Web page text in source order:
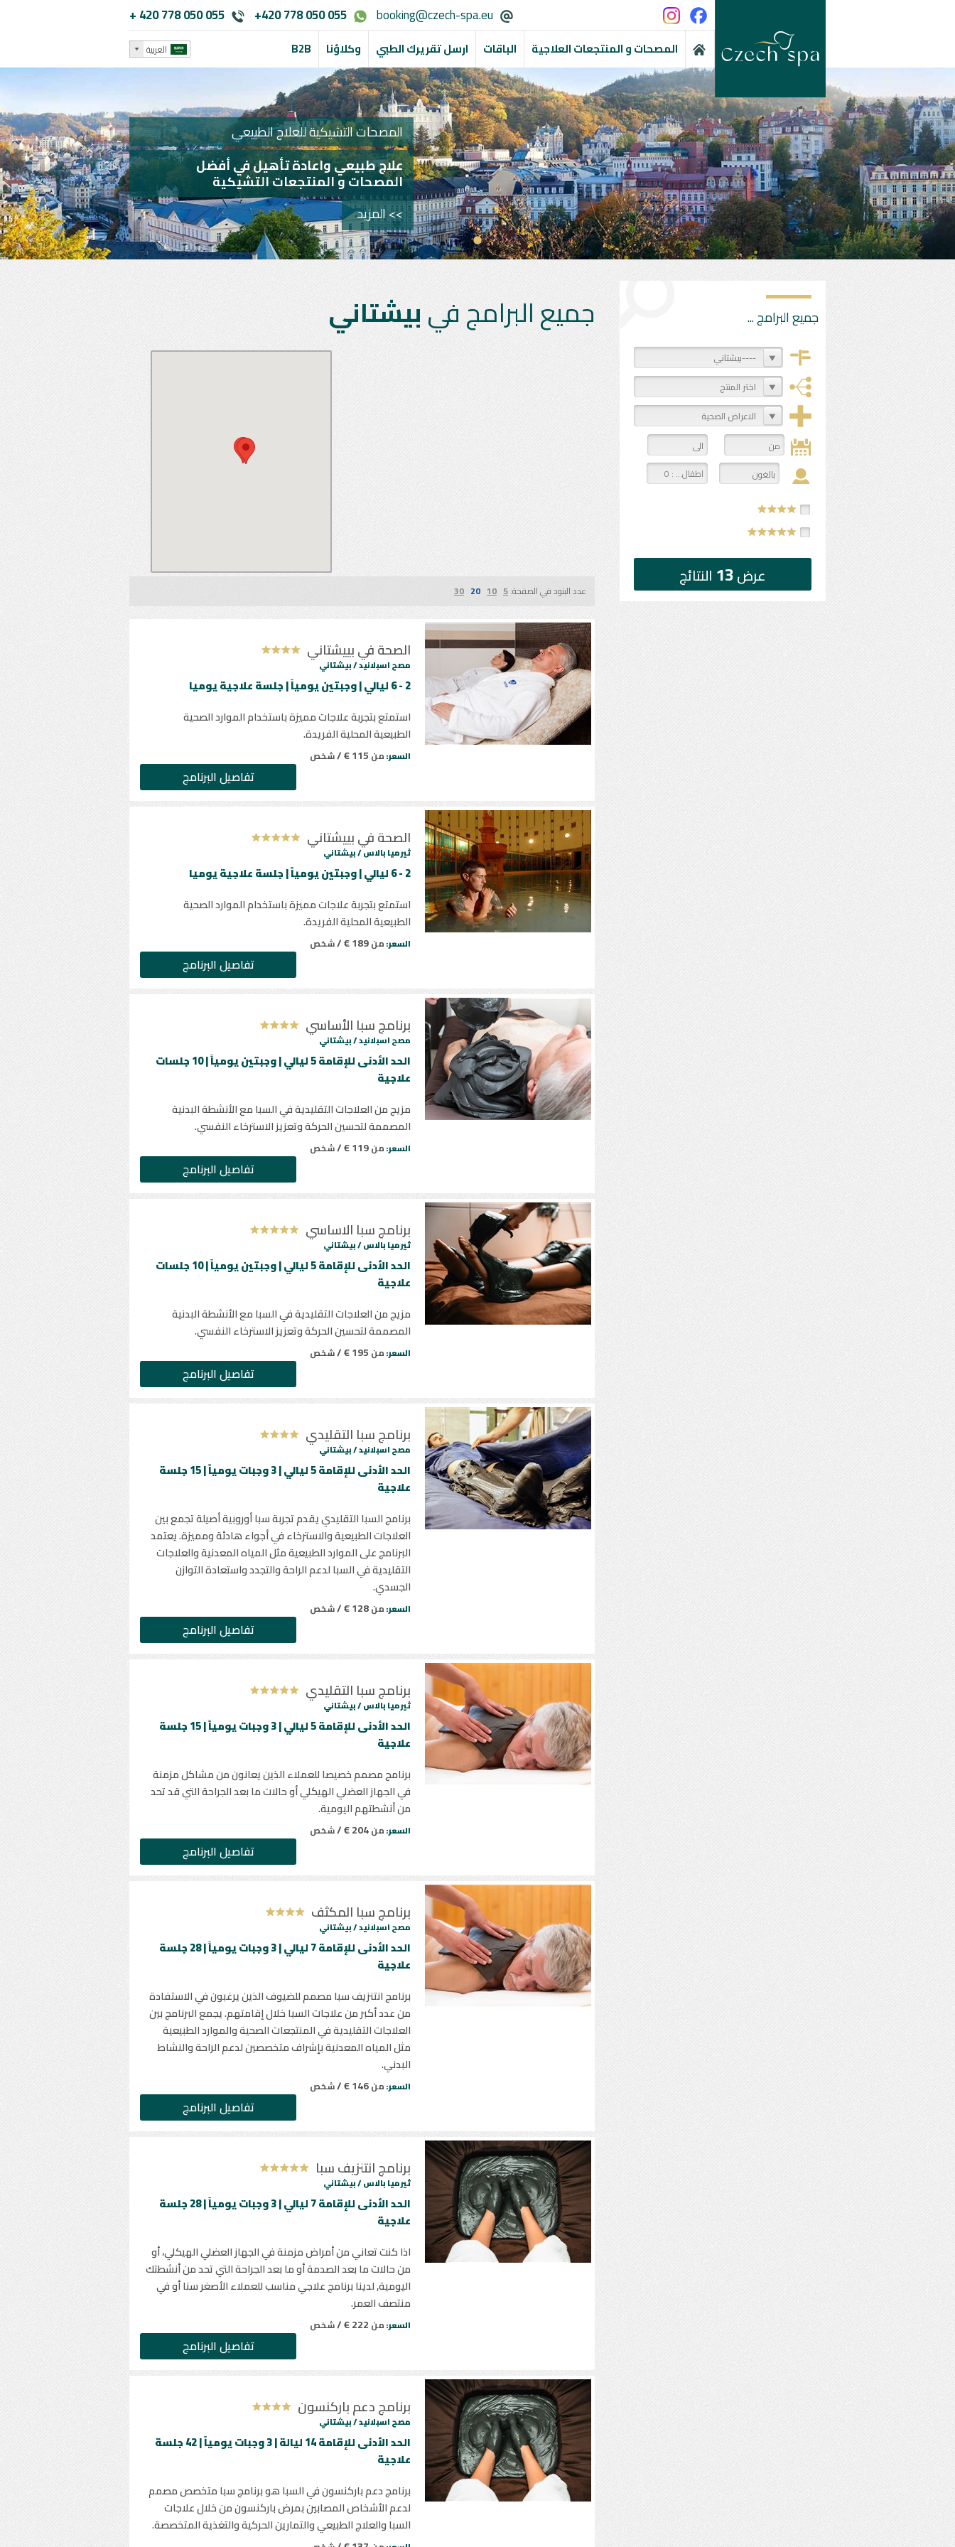
booking@czech-spa.eu
+420 778 050 055
+ 420 778 050 055
المصحات و المنتجعات العلاجية الباقات ارسل تقريرك الطبي وكلاؤنا B2B العربية
المصحات التشيكية للعلاج الطبيعي
علاج طبيعي واعادة تأهيل في أفضل
المصحات و المنتجعات التشيكية
>> المزيد
جميع البرامج فيبيشتاني
عدد البنود في الصفحة:5
10
20
30
الصحة في بييشتاني
مصح اسبلانيد /بيشتاني
2 - 6 ليالي | وجبتين يومياً | جلسة علاجية يوميا
استمتع بتجربة علاجات مميزة باستخدام الموارد الصحية
الطبيعية المحلية الفريدة.
السعر: من 115 € / شخص
تفاصيل البرنامج
الصحة في بييشتاني
ثيرميا بالاس /بيشتاني
2 - 6 ليالي | وجبتين يومياً | جلسة علاجية يوميا
استمتع بتجربة علاجات مميزة باستخدام الموارد الصحية
الطبيعية المحلية الفريدة.
السعر: من189 € / شخص
تفاصيل البرنامج
برنامج سبا الأساسي
مصح اسبلانيد /بيشتاني
الحد الأدنى للإقامة 5 ليالي | وجبتين يومياً | 10 جلسات
علاجية
مزيج من العلاجات التقليدية في السبا مع الأنشطة البدنية
المصممة لتحسين الحركة وتعزيز الاسترخاء النفسي.
السعر: من119 € / شخص
تفاصيل البرنامج
برنامج سبا الاساسي
ثيرميا بالاس /بيشتاني
الحد الأدنى للإقامة 5 ليالي | وجبتين يومياً | 10 جلسات
علاجية
مزيج من العلاجات التقليدية في السبا مع الأنشطة البدنية
المصممة لتحسين الحركة وتعزيز الاسترخاء النفسي.
السعر: من 195 € / شخص
تفاصيل البرنامج
برنامج سبا التقليدي
مصح اسبلانيد /بيشتاني
الحد الأدنى للإقامة 5 ليالي | 3 وجبات يومياً | 15 جلسة
علاجية
برنامج السبا التقليدي يقدم تجربة سبا أوروبية أصيلة تجمع بين
العلاجات الطبيعية والاسترخاء في أجواء هادئة ومميزة. يعتمد
البرنامج على الموارد الطبيعية مثل المياه المعدنية والعلاجات
التقليدية في السبا لدعم الراحة والتجدد واستعادة التوازن
الجسدي.
السعر: من128 € / شخص
تفاصيل البرنامج
برنامج سبا التقليدي
ثيرميا بالاس /بيشتاني
الحد الأدنى للإقامة 5 ليالي | 3 وجبات يومياً | 15 جلسة
علاجية
برنامج مصمم خصيصا للعملاء الذين يعانون من مشاكل مزمنة
في الجهاز العضلي الهيكلي أو حالات ما بعد الجراحة التي قد تحد
من أنشطتهم اليومية.
السعر: من204 € / شخص
تفاصيل البرنامج
برنامج سبا المكثف
مصح اسبلانيد /بيشتاني
الحد الأدنى للإقامة 7 ليالي | 3 وجبات يومياً | 28 جلسة
علاجية
برنامج انتنزيف سبا مصمم للضيوف الذين يرغبون في الاستفادة
من عدد أكبر من علاجات السبا خلال إقامتهم. يجمع البرنامج بين
العلاجات التقليدية في المنتجعات الصحية والموارد الطبيعية
مثل المياه المعدنية بإشراف متخصصين لدعم الراحة والنشاط
البدني.
السعر: من146 € / شخص
تفاصيل البرنامج
برنامج انتنزيف سبا
ثيرميا بالاس /بيشتاني
الحد الأدنى للإقامة 7 ليالي | 3 وجبات يومياً | 28 جلسة
علاجية
اذا كنت تعاني من أمراض مزمنة في الجهاز العضلي الهيكلي، أو
من حالات ما بعد الصدمة أو ما بعد الجراحة التي تحد من أنشطتك
اليومية, لدينا برنامج علاجي مناسب للعملاء الأصغر سنا أو في
منتصف العمر.
السعر: من 222 € / شخص
تفاصيل البرنامج
برنامج دعم باركنسون
مصح اسبلانيد /بيشتاني
الحد الأدنى للإقامة 14 ليالة | 3 وجبات يومياً | 42 جلسة
علاجية
برنامج دعم باركنسون في السبا هو برنامج سبا متخصص مصمم
لدعم الأشخاص المصابين بمرض باركنسون من خلال علاجات
السبا والعلاج الطبيعي والتمارين الحركية والتغذية المتخصصة.
جميع البرامج ...
----بيشتاني
اختر المنتج
الاعراض الصحية
اطفال... : 0
عرض13 النتائج